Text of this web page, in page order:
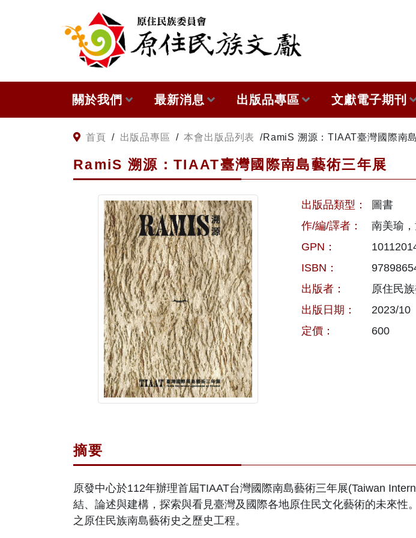
關於我們
關於原住民族文獻會
原住民族文獻會設置要點
委員介紹
歷次會議記錄
最新消息
網站訊息
徵稿訊息
出版品專區
本會出版品列表
與國史館共同出版品介紹
出版品查詢
文獻電子期刊
本期內容
歷史期刊
徵稿說明
首頁 / 出版品專區 / 本會出版品列表 /RamiS 溯源：TIAAT臺灣國際南
RamiS 溯源：TIAAT臺灣國際南島藝術三年展
出版品類型：
圖書
作/編/譯者：
南美瑜
GPN：
ISBN：
出版者：
原住民
出版日期：
2023/10
定價：
600
摘要
原發中心於112年辦理首屆TIAAT台灣國際南島藝術三年展(Taiwan
結、論述與建構，探索與看見臺灣及國際各地原住民文化藝術的未來
之原住民族南島藝術史之歷史工程。